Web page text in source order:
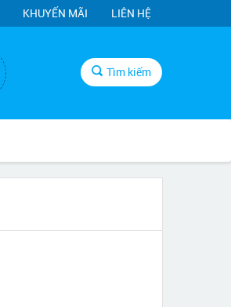
KHUYẾN MÃI LIÊN HỆ
Tìm kiếm